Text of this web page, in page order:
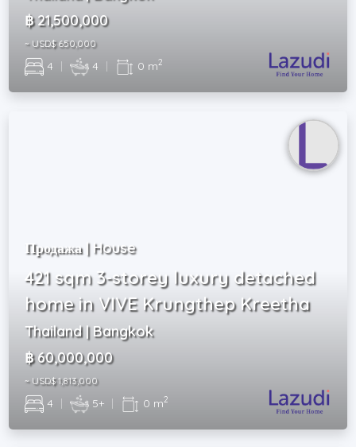
฿ 21,500,000
~ USD$ 650,000
4 | 4 | 0 m2
Продажа | House
421 sqm 3-storey luxury detached
home in VIVE Krungthep Kreetha
Thailand | Bangkok
฿ 60,000,000
~ USD$ 1,813,000
4 | 5+ | 0 m2